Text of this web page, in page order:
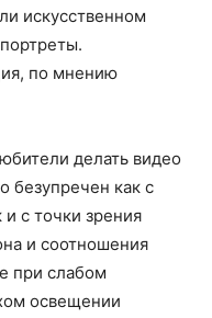
искусственном
по мнению
делать видео
безупречен как с
и с точки зрения
и соотношения
при слабом
освещении